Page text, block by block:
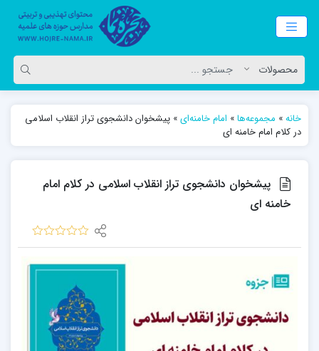
خانه» مجموعه‌ها» امام خامنه‌ای» پیشخوان دانشجوی تراز انقلاب اسلامی
در کلام امام خامنه ای
پیشخوان دانشجوی تراز انقلاب اسلامی در کلام امام
خامنه ای